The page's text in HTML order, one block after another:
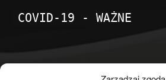
COVID-19 - WAŻNE